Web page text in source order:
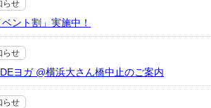
らせ
ント割」実施中！
らせ
ヨガ @横浜大さん橋中止のご案内
らせ